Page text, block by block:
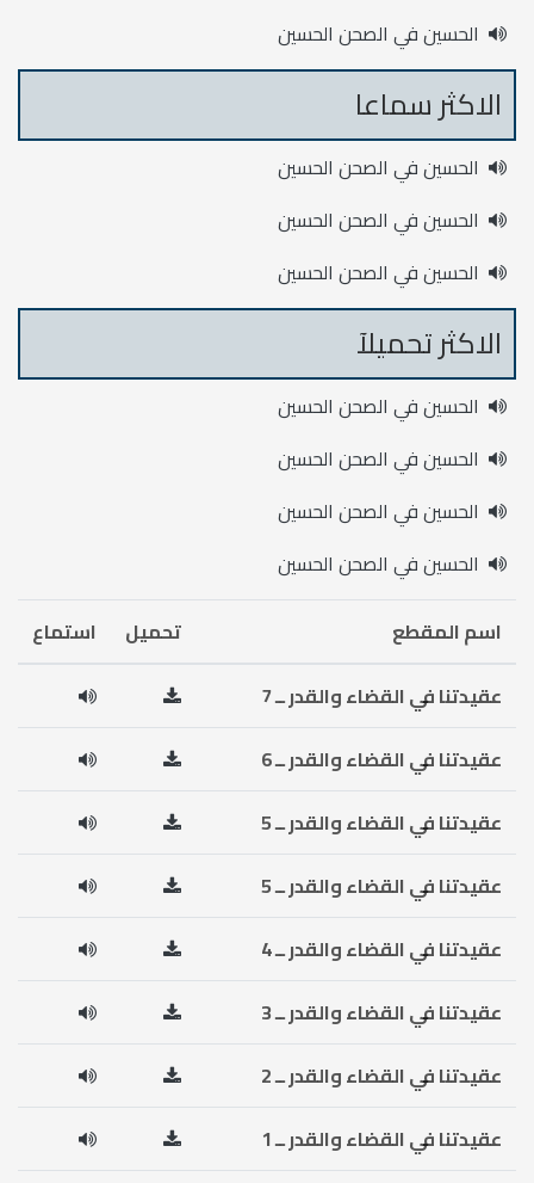
الحسين في الصحن الحسين
الاكثر سماعا
الحسين في الصحن الحسين
الحسين في الصحن الحسين
الحسين في الصحن الحسين
الاكثر تحميلآ
الحسين في الصحن الحسين
الحسين في الصحن الحسين
الحسين في الصحن الحسين
الحسين في الصحن الحسين
اسم المقطع
تحميل
استماع
عقيدتنا في القضاء والقدر ــ 7
عقيدتنا في القضاء والقدر ــ 6
عقيدتنا في القضاء والقدر ــ 5
عقيدتنا في القضاء والقدر ــ 5
عقيدتنا في القضاء والقدر ــ 4
عقيدتنا في القضاء والقدر ــ 3
عقيدتنا في القضاء والقدر ــ 2
عقيدتنا في القضاء والقدر ــ 1